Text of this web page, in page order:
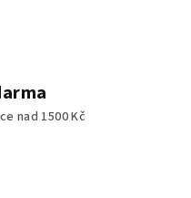
nad 1500 Kč